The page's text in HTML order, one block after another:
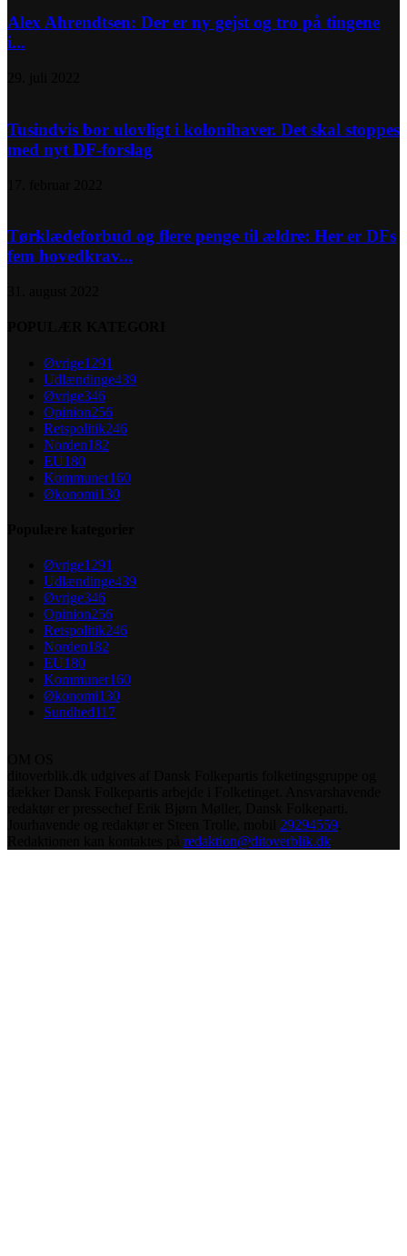
Alex Ahrendtsen: Der er ny gejst og tro på tingene
i...
Tusindvis bor ulovligt i kolonihaver. Det skal stoppes
med nyt DF-forslag
Tørklædeforbud og flere penge til ældre: Her er DFs
fem hovedkrav...
Øvrige1291
Udlændinge439
Øvrige346
Opinion256
Retspolitik246
Norden182
EU180
Kommuner160
Økonomi130
Øvrige1291
Udlændinge439
Øvrige346
Opinion256
Retspolitik246
Norden182
EU180
Kommuner160
Økonomi130
Sundhed117
29294559
redaktion@ditoverblik.dk